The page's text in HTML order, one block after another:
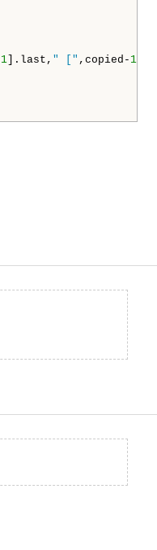
1 ].last, " [" ,copied- 1